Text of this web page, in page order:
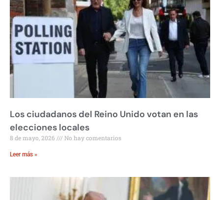
Los ciudadanos del Reino Unido votan en las
elecciones locales
8 de mayo, 2026 No hay comentarios
Leer más »